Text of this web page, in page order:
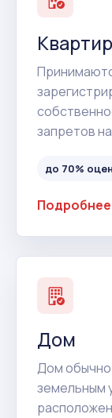
запретов
до 70%
Подробнее
Дом
Дом обычно
земельным